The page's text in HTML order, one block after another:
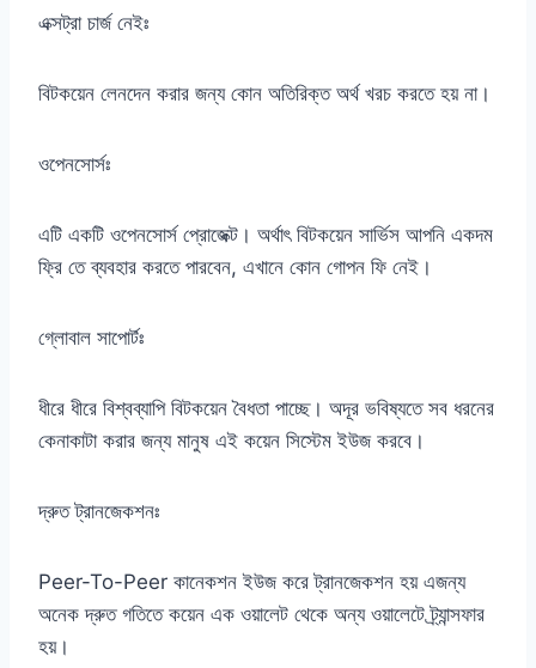
এক্সট্রা চার্জ নেইঃ
বিটকয়েন লেনদেন করার জন্য কোন অতিরিক্ত অর্থ খরচ করতে হয় না।
ওপেনসোর্সঃ
এটি একটি ওপেনসোর্স প্রোজেক্ট। অর্থাৎ বিটকয়েন সার্ভিস আপনি একদম
ফ্রি তে ব্যবহার করতে পারবেন, এখানে কোন গোপন ফি নেই।
গ্লোবাল সাপোর্টঃ
ধীরে ধীরে বিশ্বব্যাপি বিটকয়েন বৈধতা পাচ্ছে। অদূর ভবিষ্যতে সব ধরনের
কেনাকাটা করার জন্য মানুষ এই কয়েন সিস্টেম ইউজ করবে।
দ্রুত ট্রানজেকশনঃ
Peer-To-Peer কানেকশন ইউজ করে ট্রানজেকশন হয় এজন্য
অনেক দ্রুত গতিতে কয়েন এক ওয়ালেট থেকে অন্য ওয়ালেটে ট্র্যান্সফার
হয়।